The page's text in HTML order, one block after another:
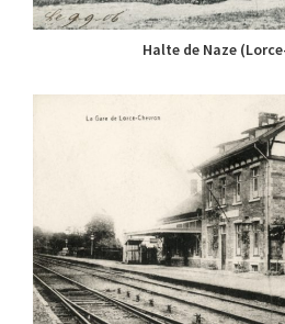
Halte de Naze